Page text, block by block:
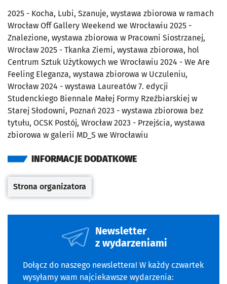
2025 - Kocha, Lubi, Szanuje, wystawa zbiorowa w ramach
Wrocław Off Gallery Weekend we Wrocławiu 2025 -
Znalezione, wystawa zbiorowa w Pracowni Siostrzanej,
Wrocław 2025 - Tkanka Ziemi, wystawa zbiorowa, hol
Centrum Sztuk Użytkowych we Wrocławiu 2024 - We Are
Feeling Eleganza, wystawa zbiorowa w Uczuleniu,
Wrocław 2024 - wystawa Laureatów 7. edycji
Studenckiego Biennale Małej Formy Rzeźbiarskiej w
Starej Słodowni, Poznań 2023 - wystawa zbiorowa bez
tytułu, OCSK Postój, Wrocław 2023 - Przejścia, wystawa
zbiorowa w galerii MD_S we Wrocławiu
INFORMACJE DODATKOWE
Otwiera się w nowej karcie
Strona organizatora
Newsletter
z wydarzeniami
Dołącz do naszego newslettera! W każdy czwartek
wysyłamy wam najciekawsze wydarzenia: